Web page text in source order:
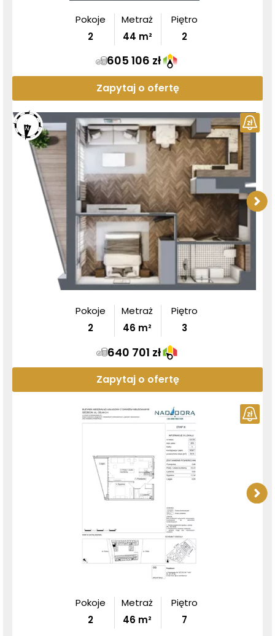
Pokoje
2
Metraż
44 m²
Piętro
2
605 106 zł
Zapytaj o ofertę
Pokoje
2
Metraż
46 m²
Piętro
3
640 701 zł
Zapytaj o ofertę
Pokoje
2
Metraż
46 m²
Piętro
7